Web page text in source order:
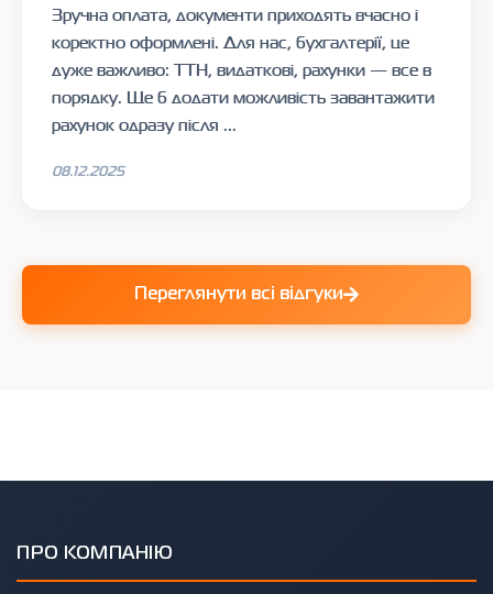
Зручна оплата, документи приходять вчасно і
коректно оформлені. Для нас, бухгалтерії, це
дуже важливо: ТТН, видаткові, рахунки — все в
порядку. Ще б додати можливість завантажити
рахунок одразу після ...
08.12.2025
Переглянути всі відгуки
ПРО КОМПАНІЮ